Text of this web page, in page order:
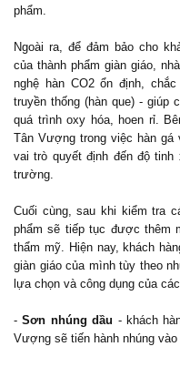
phẩm.
Ngoài ra, để đảm bảo cho
của thành phẩm giàn giáo,
nghệ hàn CO2 ổn định,
truyền thống (hàn que) - giúp
quá trình oxy hóa, hoen rỉ.
Tân Vượng trong việc hàn gá
vai trò quyết định đến độ
trường.
Cuối cùng, sau khi kiểm tra
phẩm sẽ tiếp tục được thêm
thẩm mỹ. Hiện nay, khách
giàn giáo của mình tùy theo
lựa chọn và công dụng của các
-Sơn nhúng dầu - khách
Vượng sẽ tiến hành nhúng